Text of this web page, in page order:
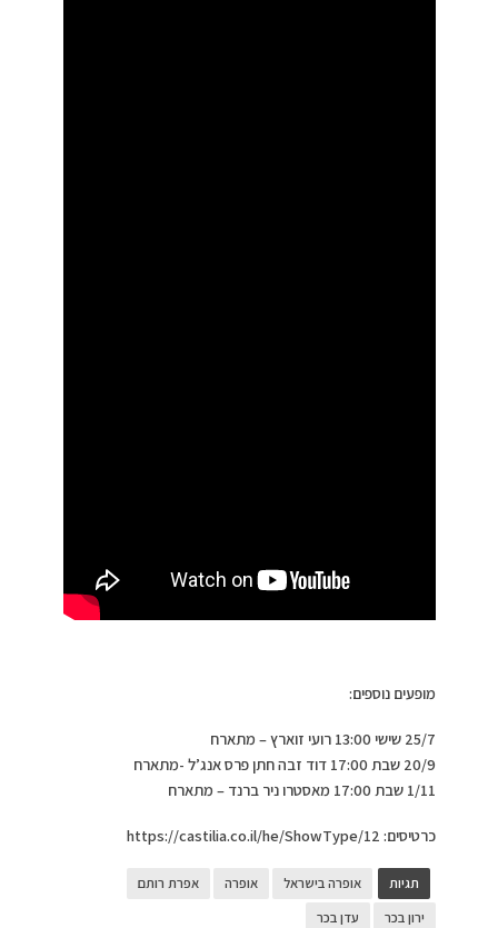
מופעים נוספים:
25/7 שישי 13:00 רועי זוארץ – מתארח
20/9 שבת 17:00 דוד זבה חתן פרס אנג’ל -מתארח
1/11 שבת 17:00 מאסטרו ניר ברנד – מתארח
כרטיסים: https://castilia.co.il/he/ShowType/12
תגיות אופרה בישראל אופרה
אפרת רותם
ירון בכר
עדן בכר